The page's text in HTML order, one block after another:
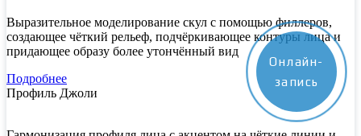
Онлайн-
запись
Выразительное моделирование скул с помощью филлеров,
создающее чёткий рельеф, подчёркивающее контуры лица и
придающее образу более утончённый вид
Подробнее
Профиль Джоли